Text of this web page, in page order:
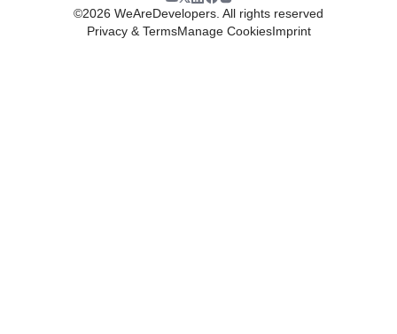
©2026 WeAreDevelopers. All rights reserved
Privacy & TermsManage CookiesImprint